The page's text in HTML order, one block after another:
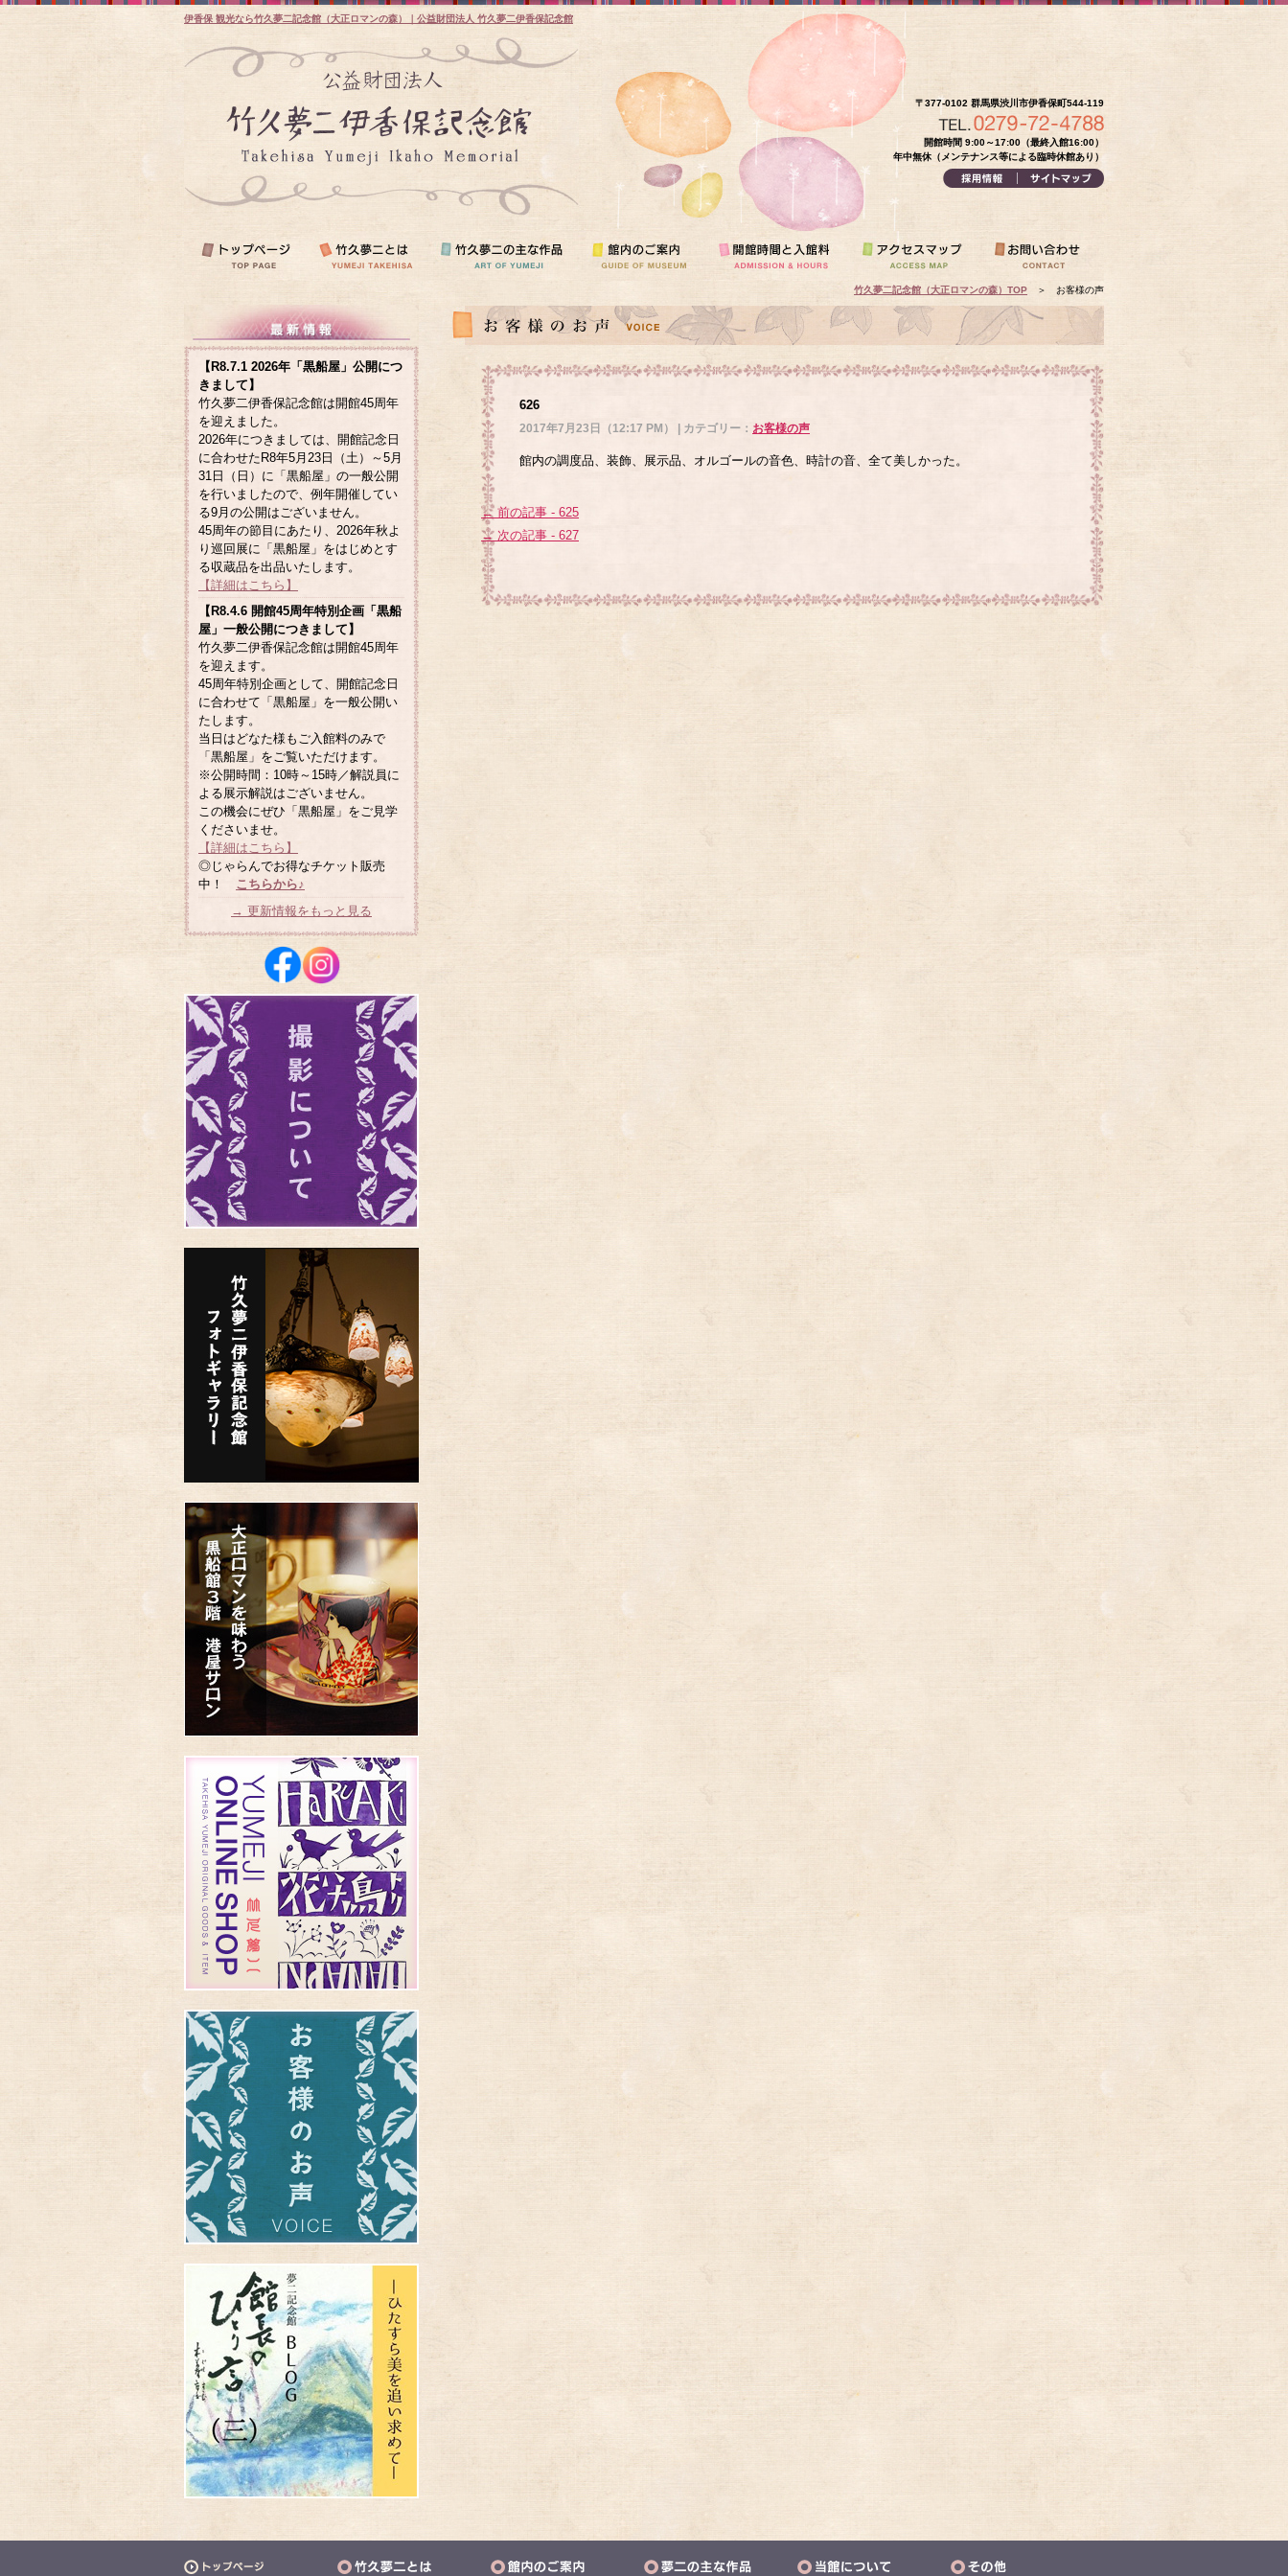
伊香保 観光なら竹久夢二記念館（大正ロマンの森）｜公益財団法人 竹久夢二伊香保記念館
〒377-0102 群馬県渋川市伊香保町544-119
開館時間 9:00～17:00（最終入館16:00）
年中無休（メンテナンス等による臨時休館あり）
竹久夢二記念館（大正ロマンの森）TOP ＞ お客様の声
626
2017年7月23日（12:17 PM） | カテゴリー： お客様の声
館内の調度品、装飾、展示品、オルゴールの音色、時計の音、全て美しかった。
← 前の記事 - 625
→ 次の記事 - 627
【R8.7.1 2026年「黒船屋」公開につ
きまして】
竹久夢二伊香保記念館は開館45周年
を迎えました。
2026年につきましては、開館記念日
に合わせたR8年5月23日（土）～5月
31日（日）に「黒船屋」の一般公開
を行いましたので、例年開催してい
る9月の公開はございません。
45周年の節目にあたり、2026年秋よ
り巡回展に「黒船屋」をはじめとす
る収蔵品を出品いたします。
【詳細はこちら】
【R8.4.6 開館45周年特別企画「黒船
屋」一般公開につきまして】
竹久夢二伊香保記念館は開館45周年
を迎えます。
45周年特別企画として、開館記念日
に合わせて「黒船屋」を一般公開い
たします。
当日はどなた様もご入館料のみで
「黒船屋」をご覧いただけます。
※公開時間：10時～15時／解説員に
よる展示解説はございません。
この機会にぜひ「黒船屋」をご見学
くださいませ。
【詳細はこちら】
◎じゃらんでお得なチケット販売
中！ こちらから♪
→ 更新情報をもっと見る